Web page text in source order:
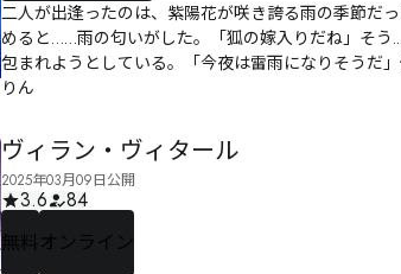
二人が出逢ったのは、紫陽花が咲き誇る雨の季節だ
めると……雨の匂いがした。「狐の嫁入りだね」そう
包まれようとしている。「今夜は雷雨になりそうだ」
りん
ヴィラン・ヴィタール
2025年03月09日公開
3.6
84
無料 オンライン